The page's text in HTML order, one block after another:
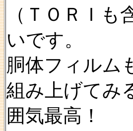
（ＴＯＲＩ
いです。
胴体フィルム
組み上げてみ
囲気最高！